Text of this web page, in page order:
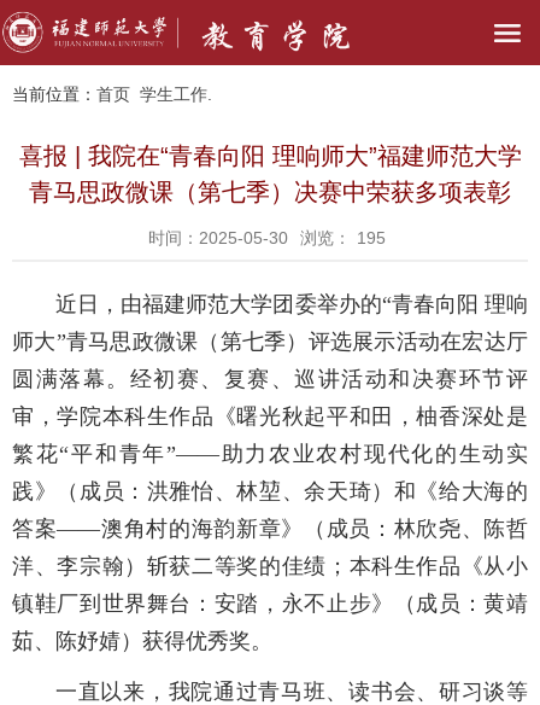
当前位置： 首页 学生工作.
喜报 | 我院在“青春向阳 理响师大”福建师范大学
青马思政微课（第七季）决赛中荣获多项表彰
时间：2025-05-30 浏览： 195
近日，由福建师范大学团委举办的“青春向阳 理响
师大”青马思政微课（第七季）评选展示活动在宏达厅
圆满落幕。经初赛、复赛、巡讲活动和决赛环节评
审，学院本科生作品《曙光秋起平和田，柚香深处是
繁花“平和青年”——助力农业农村现代化的生动实
践》（成员：洪雅怡、林堃、余天琦）和《给大海的
答案——澳角村的海韵新章》（成员：林欣尧、陈哲
洋、李宗翰）斩获二等奖的佳绩；本科生作品《从小
镇鞋厂到世界舞台：安踏，永不止步》（成员：黄靖
茹、陈妤婧）获得优秀奖。
一直以来，我院通过青马班、读书会、研习谈等